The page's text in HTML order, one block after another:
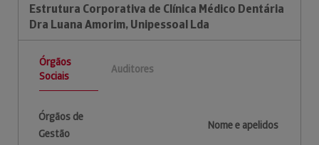
Estrutura Corporativa de Clínica Médico Dentária
Dra Luana Amorim, Unipessoal Lda
Órgãos
Sociais
Auditores
Órgãos de
Gestão
Nome e apelidos